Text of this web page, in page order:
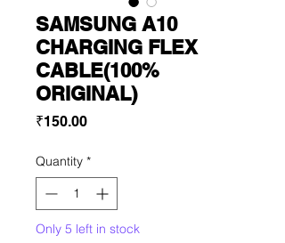
SAMSUNG A10
CHARGING FLEX
CABLE(100%
ORIGINAL)
₹150.00Price
Quantity *
Only 5 left in stock